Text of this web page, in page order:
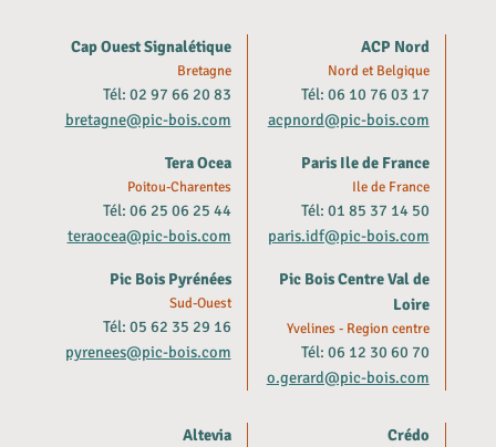
Cap Ouest Signalétique
Bretagne
Tél: 02 97 66 20 83
bretagne@pic-bois.com
Tera Ocea
Poitou-Charentes
Tél: 06 25 06 25 44
teraocea@pic-bois.com
Pic Bois Pyrénées
Sud-Ouest
Tél: 05 62 35 29 16
pyrenees@pic-bois.com
ACP Nord
Nord et Belgique
Tél: 06 10 76 03 17
acpnord@pic-bois.com
Paris Ile de France
Ile de France
Tél: 01 85 37 14 50
paris.idf@pic-bois.com
Pic Bois Centre Val de
Loire
Yvelines - Region centre
Tél: 06 12 30 60 70
o.gerard@pic-bois.com
Altevia Crédo